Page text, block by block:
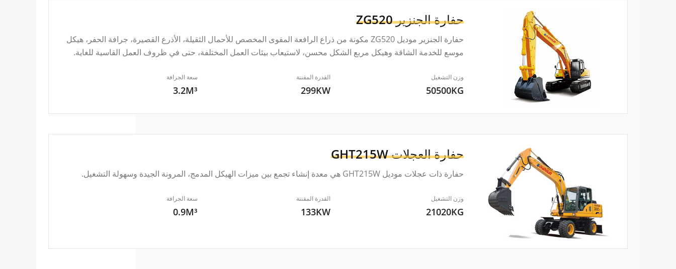
حفارة الجنزيرZG520
حفارة الجنزير موديل ZG520 مكونة من ذراع الرافعة المقوى المخصص للأحمال الثقيلة، الأذرع القصيرة، جرافة الحفر، هيكل
موسع للخدمة الشاقة وهيكل مربع الشكل محسن، لاستيعاب بيئات العمل المختلفة، حتى في ظروف العمل القاسية للغاية.
وزن التشغيل
50500KG
القدرة المقننة
299KW
سعة الجرافة
3.2M³
حفارة العجلاتGHT215W
حفارة ذات عجلات موديل GHT215W هي معدة إنشاء تجمع بين ميزات الهيكل المدمج، المرونة الجيدة وسهولة التشغيل.
وزن التشغيل
21020KG
القدرة المقننة
133KW
سعة الجرافة
0.9M³